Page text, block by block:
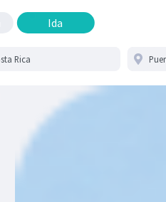
Ida